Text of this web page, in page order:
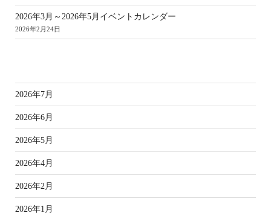
2026年3月～2026年5月イベントカレンダー
2026年2月24日
2026年7月
2026年6月
2026年5月
2026年4月
2026年2月
2026年1月